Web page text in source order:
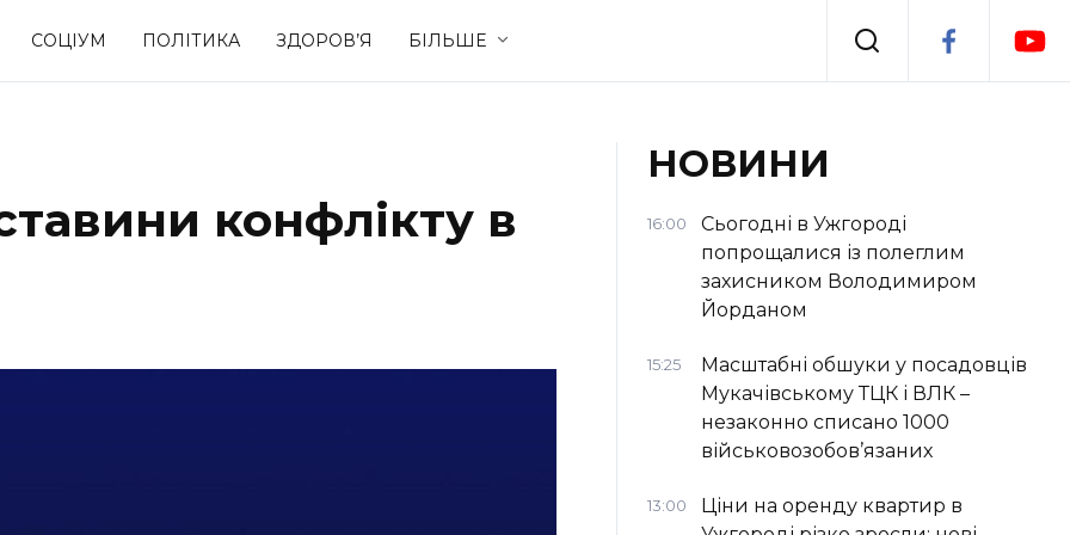
СОЦІУМ ПОЛІТИКА ЗДОРОВ’Я БІЛЬШЕ
Події
Спорт Стиль життя
конфлікту в
НОВИНИ
16:00
Сьогодні в Ужгороді
попрощалися із полеглим
захисником Володимиром
Йорданом
15:25
Масштабні обшуки у посадовців
Мукачівському ТЦК і ВЛК –
незаконно списано 1000
військовозобов’язаних
13:00
Ціни на оренду квартир в